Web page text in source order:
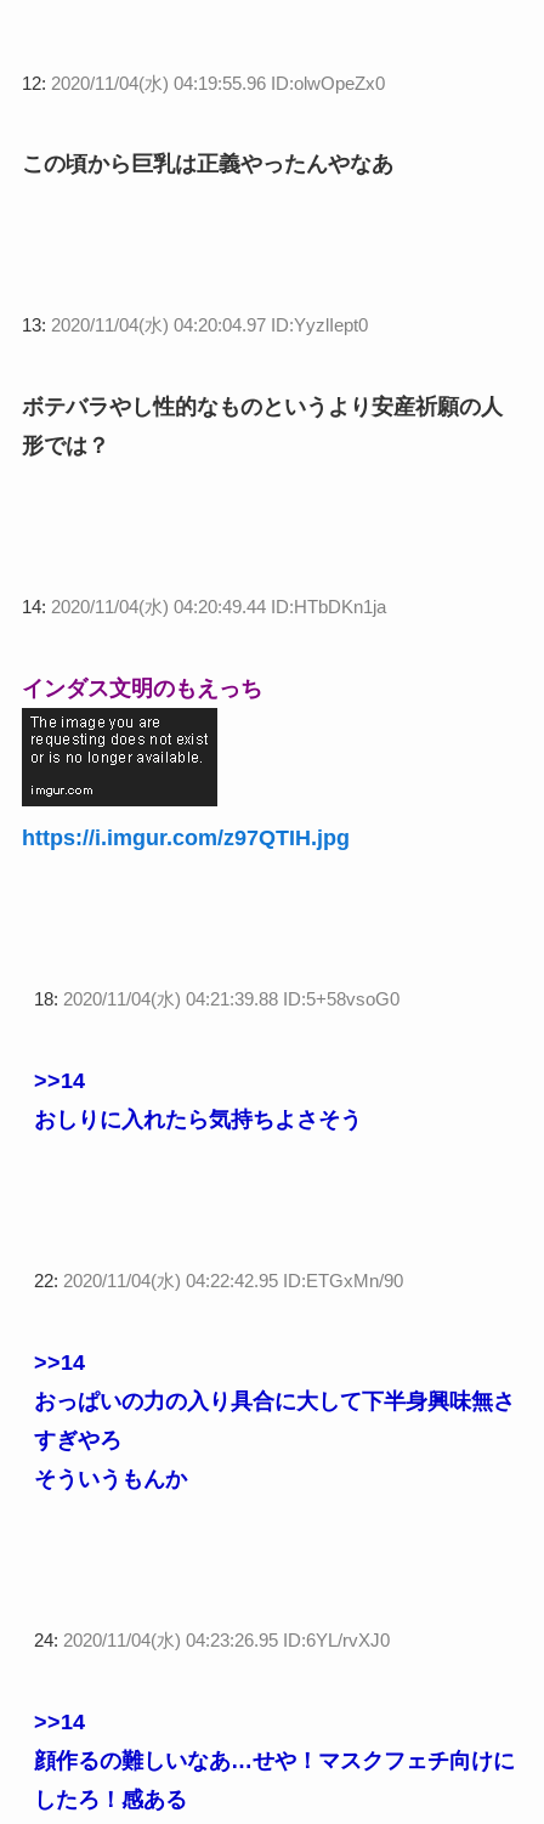
12: 2020/11/04(水) 04:19:55.96 ID:olwOpeZx0
この頃から巨乳は正義やったんやなあ
13: 2020/11/04(水) 04:20:04.97 ID:YyzlIept0
ボテバラやし性的なものというより安産祈願の人
形では？
14: 2020/11/04(水) 04:20:49.44 ID:HTbDKn1ja
インダス文明のもえっち
https://i.imgur.com/z97QTIH.jpg
18: 2020/11/04(水) 04:21:39.88 ID:5+58vsoG0
>>14
おしりに入れたら気持ちよさそう
22: 2020/11/04(水) 04:22:42.95 ID:ETGxMn/90
>>14
おっぱいの力の入り具合に大して下半身興味無さ
すぎやろ
そういうもんか
24: 2020/11/04(水) 04:23:26.95 ID:6YL/rvXJ0
>>14
顔作るの難しいなあ…せや！マスクフェチ向けに
したろ！感ある